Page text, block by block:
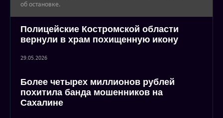
об остановке.
Полицейские Костромской области
вернули в храм похищенную икону
29.05.2026
Более четырех миллионов рублей
похитила банда мошенников на
Сахалине